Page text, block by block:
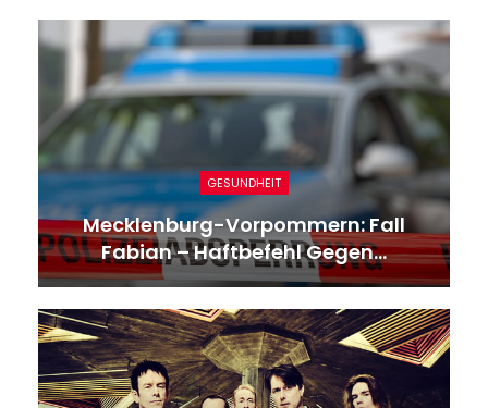
GESUNDHEIT
Vulkan Long Valley Caldera:
Forscher Warnen: Super-Vulkan…